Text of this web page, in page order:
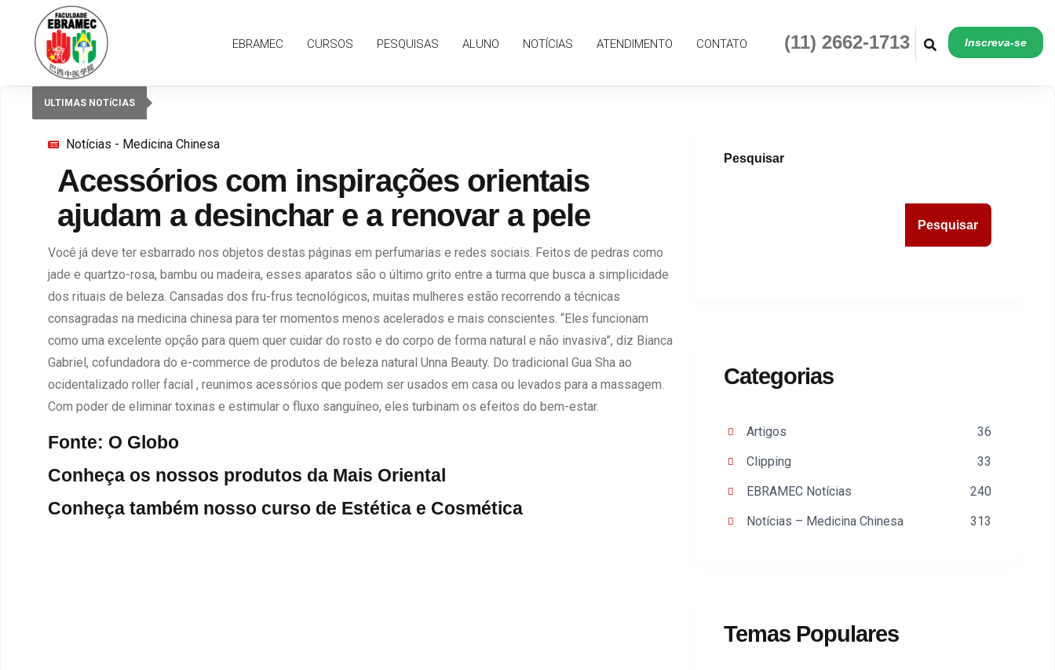
EBRAMEC CURSOS PESQUISAS ALUNO NOTÍCIAS ATENDIMENTO CONTATO (11) 2662-1713 Inscreva-se
ULTIMAS NOTíCIAS
Notícias - Medicina Chinesa
Acessórios com inspirações orientais
ajudam a desinchar e a renovar a pele
Você já deve ter esbarrado nos objetos destas páginas em perfumarias e redes sociais. Feitos de pedras como
jade e quartzo-rosa, bambu ou madeira, esses aparatos são o último grito entre a turma que busca a simplicidade
dos rituais de beleza. Cansadas dos fru-frus tecnológicos, muitas mulheres estão recorrendo a técnicas
consagradas na medicina chinesa para ter momentos menos acelerados e mais conscientes. “Eles funcionam
como uma excelente opção para quem quer cuidar do rosto e do corpo de forma natural e não invasiva”, diz Bianca
Gabriel, cofundadora do e-commerce de produtos de beleza natural Unna Beauty. Do tradicional Gua Sha ao
ocidentalizado roller facial , reunimos acessórios que podem ser usados em casa ou levados para a massagem.
Com poder de eliminar toxinas e estimular o fluxo sanguíneo, eles turbinam os efeitos do bem-estar.
Fonte: O Globo
Conheça os nossos produtos da Mais Oriental
Conheça também nosso curso de Estética e Cosmética
Pesquisar
Pesquisar
Categorias
Artigos
36
Clipping
33
EBRAMEC Notícias
240
Notícias – Medicina Chinesa
313
Temas Populares